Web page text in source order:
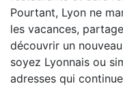
Pourtant, Lyon ne
les vacances,
découvrir un
soyez Lyonnais ou
adresses qui